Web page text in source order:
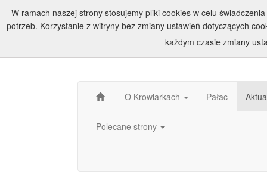
O Krowiarkach Pałac
Polecane strony
W ramach naszej strony stosujemy pliki cookies w celu
potrzeb. Korzystanie z witryny bez zmiany ustawień dotyczących
każdym czasie zmiany